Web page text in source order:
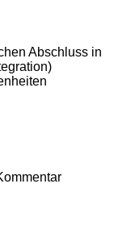
Abschluss in